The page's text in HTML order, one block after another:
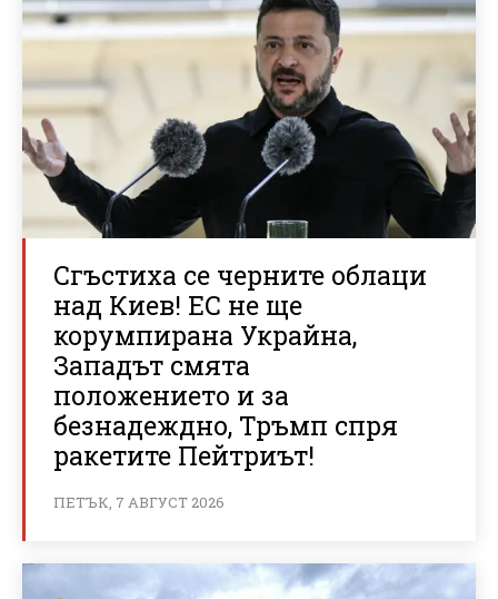
Сгъстиха се черните облаци
над Киев! ЕС не ще
корумпирана Украйна,
Западът смята
положението и за
безнадеждно, Тръмп спря
ракетите Пейтриът!
ПЕТЪК, 7 АВГУСТ 2026